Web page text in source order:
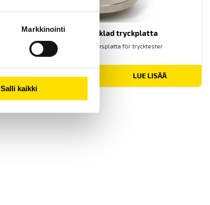
Markkinointi
Salli kaikki
Mecmesin förnicklad tryckplatta
Mecmesin kompressionsplatta för trycktester
LUE LISÄÄ